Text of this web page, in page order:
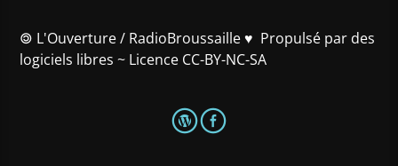
🄯 L'Ouverture / RadioBroussaille ♥️ Propulsé par des
logiciels libres ~ Licence CC-BY-NC-SA